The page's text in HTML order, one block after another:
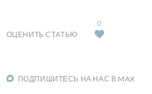
ОЦЕНИТЬ СТАТЬЮ
0
ПОДПИШИТЕСЬ НА НАС В MAX